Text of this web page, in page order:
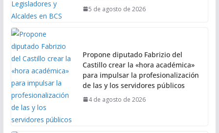
5 de agosto de 2026
Propone diputado Fabrizio del
Castillo crear la «hora académica»
para impulsar la profesionalización
de las y los servidores públicos
4 de agosto de 2026